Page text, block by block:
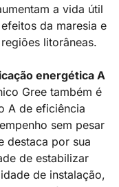
a vida útil
da maresia e
litorâneas.
energética A
Gree também é
A de eficiência
sem pesar
destaca por sua
de estabilizar
de instalação,